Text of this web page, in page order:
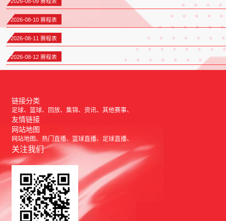
2026-08-10 赛程表
2026-08-11 赛程表
2026-08-12 赛程表
链接分类
足球 篮球 回放 集锦 资讯 其他赛事
友情链接
网站地图
网站地图 热门直播 篮球直播 足球直播
关注我们